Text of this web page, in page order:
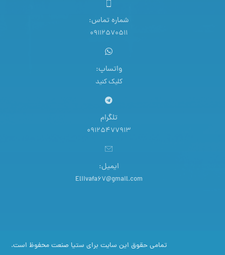
شماره تماس:
09112570511
واتساپ:
کلیک کنید
تلگرام
09125477913
ایمیل:
Eliivafa67@gmail.com
تمامی حقوق این سایت برای ستیا صنعت محفوظ است.